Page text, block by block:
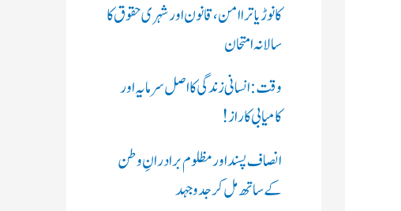
کانوڑ یاترا امن،قانون اور شہری حقوق کا
سالانہ امتحان
وقت: انسانی زندگی کا اصل سرمایہ اور
کامیابی کا راز !
انصاف پسند اور مظلوم برادرانِ وطن
کے ساتھ مل کر جدوجہد